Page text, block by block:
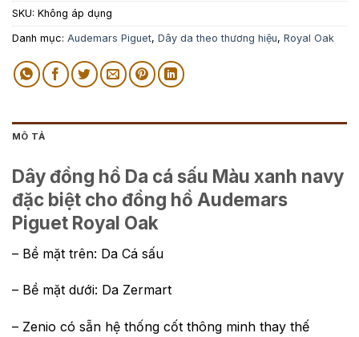
SKU: Không áp dụng
Danh mục: Audemars Piguet, Dây da theo thương hiệu, Royal Oak
MÔ TẢ
Dây đồng hồ Da cá sấu Màu xanh navy
đặc biệt cho đồng hồ Audemars
Piguet Royal Oak
– Bề mặt trên: Da Cá sấu
– Bề mặt dưới: Da Zermart
– Zenio có sẵn hệ thống cốt thông minh thay thế